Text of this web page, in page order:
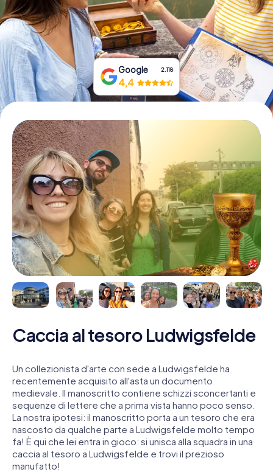
Acquista i Voucher
Google 2.118
4,4
Caccia al tesoro Ludwigsfelde
Un collezionista d'arte con sede a Ludwigsfelde ha
recentemente acquisito all'asta un documento
medievale. Il manoscritto contiene schizzi sconcertanti e
sequenze di lettere che a prima vista hanno poco senso.
La nostra ipotesi: il manoscritto porta a un tesoro che era
nascosto da qualche parte a Ludwigsfelde molto tempo
fa! È qui che lei entra in gioco: si unisca alla squadra in una
caccia al tesoro a Ludwigsfelde e trovi il prezioso
manufatto!